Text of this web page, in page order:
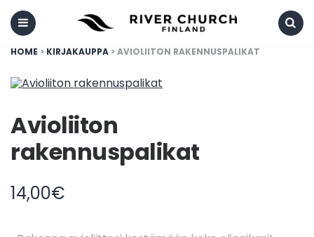
Menu
HOME > KIRJAKAUPPA > AVIOLIITON RAKENNUSPALIKAT
Avioliiton
rakennuspalikat
14,00€